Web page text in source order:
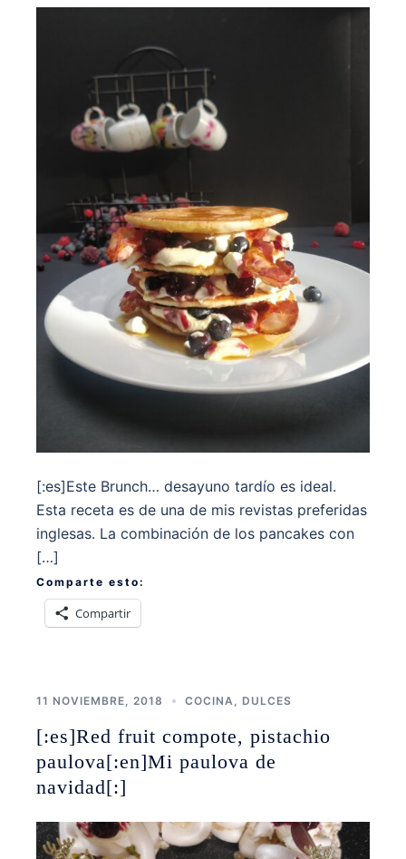
[:es]Este Brunch… desayuno tardío es ideal.
Esta receta es de una de mis revistas preferidas
inglesas. La combinación de los pancakes con
[…]
Comparte esto:
Compartir
11 NOVIEMBRE, 2018 COCINA DULCES
[:es]Red fruit compote, pistachio
paulova[:en]Mi paulova de
navidad[:]